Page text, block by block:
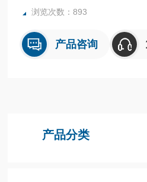
浏览次数：893
产品咨询
产品分类